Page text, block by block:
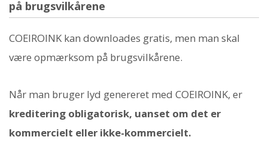
på brugsvilkårene
COEIROINK kan downloades gratis, men man skal
være opmærksom på brugsvilkårene.
Når man bruger lyd genereret med COEIROINK, er
kreditering obligatorisk, uanset om det er
kommercielt eller ikke-kommercielt.